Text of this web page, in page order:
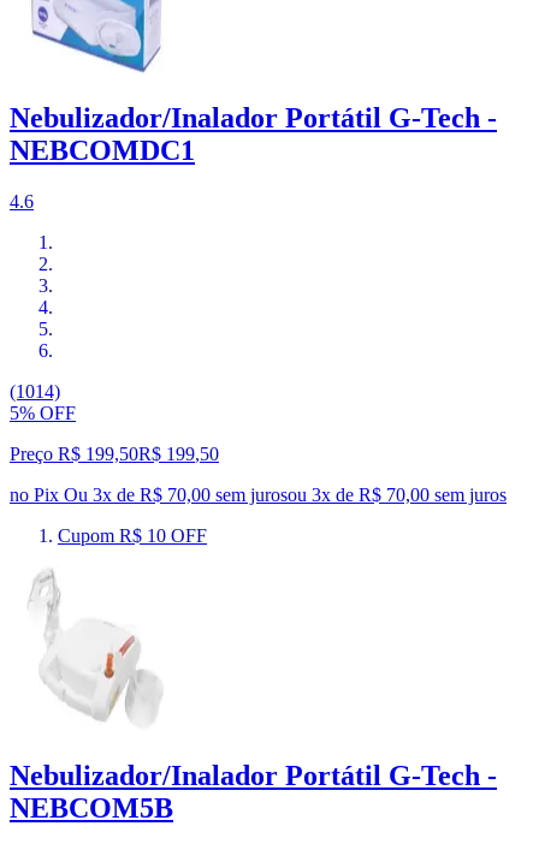
Nebulizador/Inalador Portátil G-Tech -
NEBCOMDC1
4.6
(1014)
5% OFF
Preço R$ 199,50R$ 199,50
no Pix Ou 3x de R$ 70,00 sem jurosou 3x de R$ 70,00 sem juros
Cupom R$ 10 OFF
Nebulizador/Inalador Portátil G-Tech -
NEBCOM5B